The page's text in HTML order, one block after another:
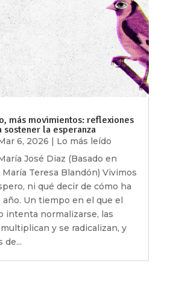
más movimientos: reflexiones
sostener la esperanza
6, 2026 | Lo más leído
José Diaz (Basado en
Teresa Blandón) Vivimos
ni qué decir de cómo ha
Un tiempo en el que el
intenta normalizarse, las
y se radicalizan, y
de...